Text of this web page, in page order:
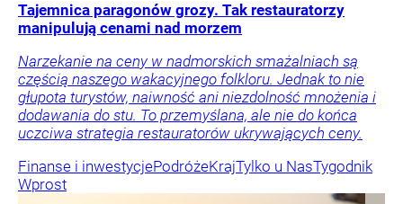
Tajemnica paragonów grozy. Tak restauratorzy
manipulują cenami nad morzem
Narzekanie na ceny w nadmorskich smażalniach są
częścią naszego wakacyjnego folkloru. Jednak to nie
głupota turystów, naiwność ani niezdolność mnożenia i
dodawania do stu. To przemyślana, ale nie do końca
uczciwa strategia restauratorów ukrywających ceny.
Finanse i inwestycjePodróżeKrajTylko u NasTygodnik
Wprost